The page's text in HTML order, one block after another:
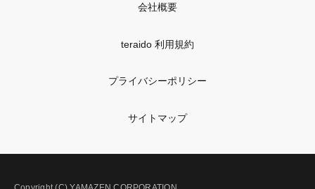
会社概要
teraido 利用規約
プライバシーポリシー
サイトマップ